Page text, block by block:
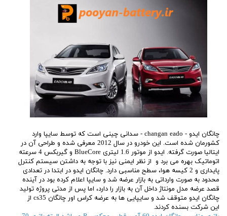
چانگان ایدو - changan eado - سدانی چینی است که توسط سایپا وارد
کشورمان شده است. این خودرو در سال 2012 معرفی شده و طراحی آن در
ایتالیا صورت گرفته. ایدو از موتور 1.6 لیتری BlueCore و گیربکس 4 سرعته
اتوماتیک بهره می برد و از نظر ایمنی نیز با توجه به داشتن سیستم کنترل
پایداری و 2 کیسه هوا، سطح مناسبی دارد. چانگان ایدو در ابتدا در تعدادی
محدود به صورت وارداتی به بازار عرضه شد و سایپا اعلام کرده بود در آینده
قصد عرضه مدل مونتاژ داخل آن به بازار را دارد، اما پس از مدتی پروژه تولید
چانگان ایدو متوقف شد و سایپایی ها به عرضه کراس اور چانگان cs35 از
این شرکت بسنده کردند.